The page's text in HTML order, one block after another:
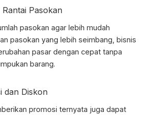
Pasokan
pasokan agar lebih mudah
pasokan yang lebih seimbang, bisnis
pasar dengan cepat tanpa
barang.
dan Diskon
promosi ternyata juga dapat